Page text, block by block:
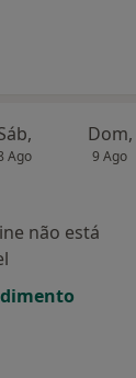
Ago
Dom,
9 Ago
não está